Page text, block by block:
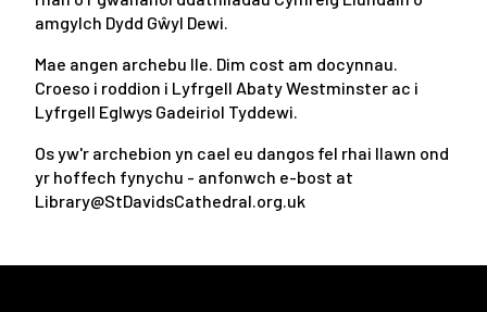
amgylch Dydd Gŵyl Dewi.
Mae angen archebu lle. Dim cost am docynnau.
Croeso i roddion i Lyfrgell Abaty Westminster ac i
Lyfrgell Eglwys Gadeiriol Tyddewi.
Os yw'r archebion yn cael eu dangos fel rhai llawn ond
yr hoffech fynychu - anfonwch e-bost at
Library@StDavidsCathedral.org.uk